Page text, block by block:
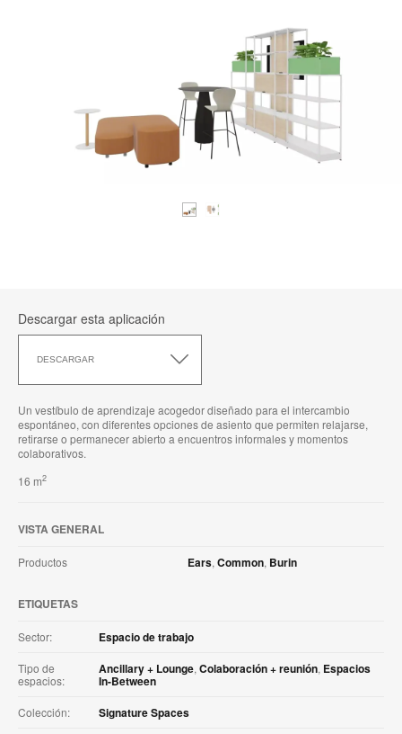
Descargar esta aplicación
DESCARGAR
esta
Un vestíbulo de aprendizaje acogedor diseñado para el intercambio
espontáneo, con diferentes opciones de asiento que permiten relajarse,
retirarse o permanecer abierto a encuentros informales y momentos
colaborativos.
16 m2
VISTA GENERAL
Productos Ears, Common, Burin
ETIQUETAS
Sector: Espacio de trabajo
Tipo de
espacios:
Ancillary + Lounge, Colaboración + reunión, Espacios
In-Between
Colección: Signature Spaces